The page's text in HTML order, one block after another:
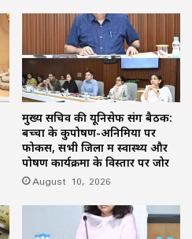
मुख्य सचिव की यूनिसेफ संग बैठक:
बच्चों के कुपोषण-अनिमिया पर
फोकस, सभी जिलों में स्वास्थ्य और
पोषण कार्यक्रमों के विस्तार पर जोर
August 10, 2026